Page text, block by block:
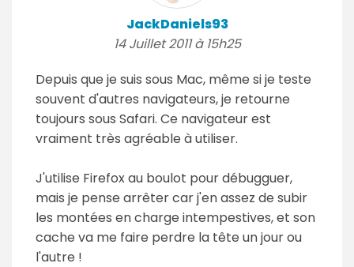
JackDaniels93
14 Juillet 2011 à 15h25
Depuis que je suis sous Mac, même si je teste
souvent d'autres navigateurs, je retourne
toujours sous Safari. Ce navigateur est
vraiment très agréable à utiliser.
J'utilise Firefox au boulot pour débugguer,
mais je pense arrêter car j'en assez de subir
les montées en charge intempestives, et son
cache va me faire perdre la tête un jour ou
l'autre !